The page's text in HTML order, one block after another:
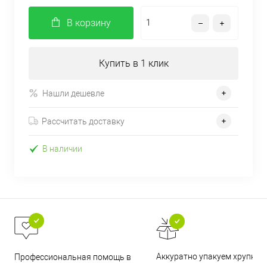
В корзину
Купить в 1 клик
Нашли дешевле
Рассчитать доставку
В наличии
Профессиональная помощь в
Аккуратно упакуем хрупкие